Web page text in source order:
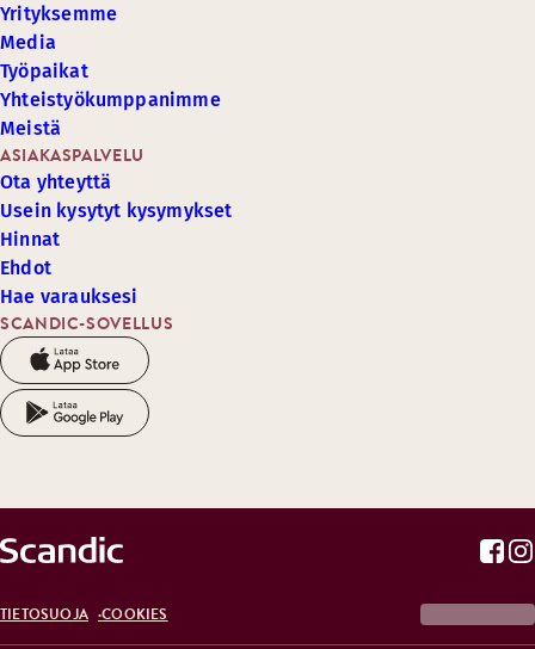
SCANDIC-SOVELLUS
ASIAKASPALVELU
Ota yhteyttä
Usein kysytyt kysymykset
Hinnat
Ehdot
Hae varauksesi
Yrityksemme
Media
Työpaikat
Yhteistyökumppanimme
Meistä
TIETOSUOJA COOKIES